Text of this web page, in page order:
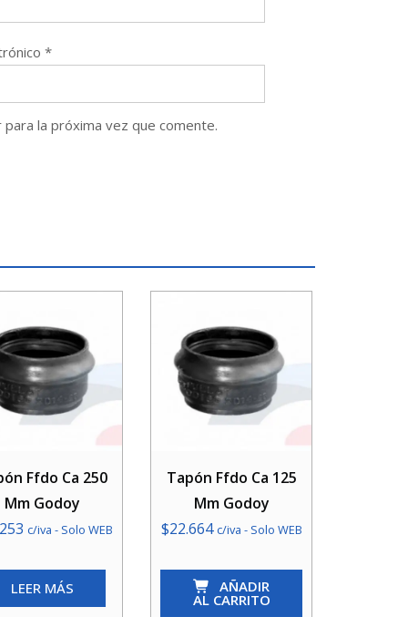
*
la próxima vez que comente.
Ffdo Ca 250
Mm Godoy
c/iva - Solo WEB
LEER MÁS
Tapón Ffdo Ca 125
Mm Godoy
$22.664 c/iva - Solo WEB
Tapón
AÑADIR
AL CARRITO